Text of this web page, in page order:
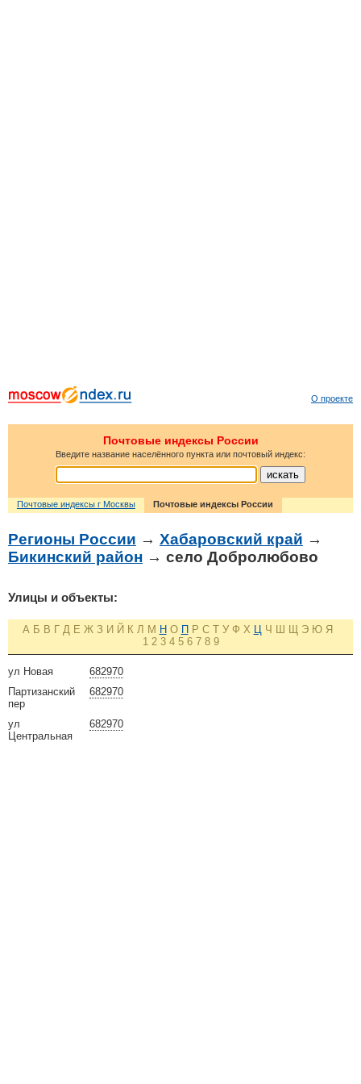
О проекте
Почтовые индексы России
Введите название населённого пункта или почтовый индекс:
Почтовые индексы г Москвы Почтовые индексы России
Регионы России → Хабаровский край →
Бикинский район → село Добролюбово
Улицы и объекты:
А Б В Г Д Е Ж З И Й К Л М Н О П Р С Т У Ф Х Ц Ч Ш Щ Э Ю Я
1 2 3 4 5 6 7 8 9
682970
ул Новая
682970
Партизанский
пер
682970
ул
Центральная